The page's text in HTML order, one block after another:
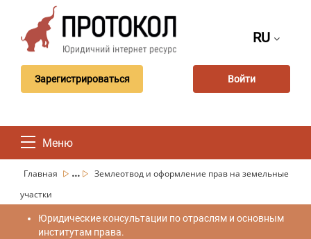
RU
Зарегистрироваться Войти
Меню
Главная ...
Землеотвод и оформление прав на земельные
участки
Юридические консультации по отраслям и основным
институтам права.